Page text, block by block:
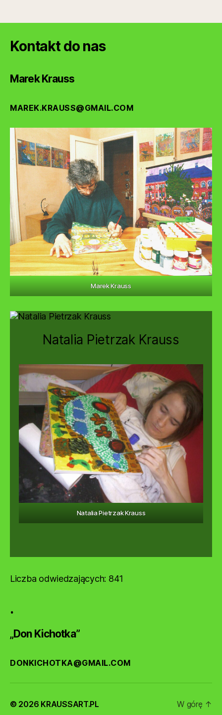
Kontakt do nas
Marek Krauss
MAREK.KRAUSS@GMAIL.COM
Marek Krauss
Natalia Pietrzak Krauss
Natalia Pietrzak Krauss
Liczba odwiedzających: 841
.
„Don Kichotka”
DONKICHOTKA@GMAIL.COM
© 2026 KRAUSSART.PL W górę ↑